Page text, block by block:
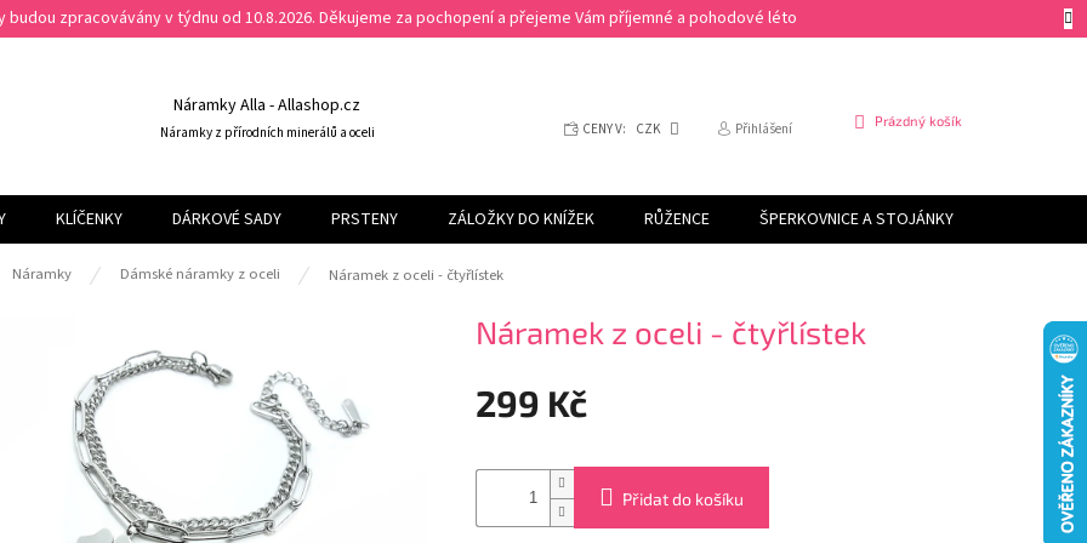
budou zpracovávány v týdnu od 10.8.2026. Děkujeme za pochopení a přejeme Vám příjemné a pohodové léto
CENY V: CZK Přihlášení
Náramky Alla - Allashop.cz
Náramky z přírodních minerálů a oceli
NÁKUPNÍ
Prázdný košík
KLÍČENKY DÁRKOVÉ SADY PRSTENY ZÁLOŽKY DO KNÍŽEK RŮŽENCE ŠPERKOVNICE A STOJÁNKY
Náramky Dámské náramky z oceli Náramek z oceli - čtyřlístek
Náramek z oceli - čtyřlístek
299 Kč
cena:
Přidat do košíku